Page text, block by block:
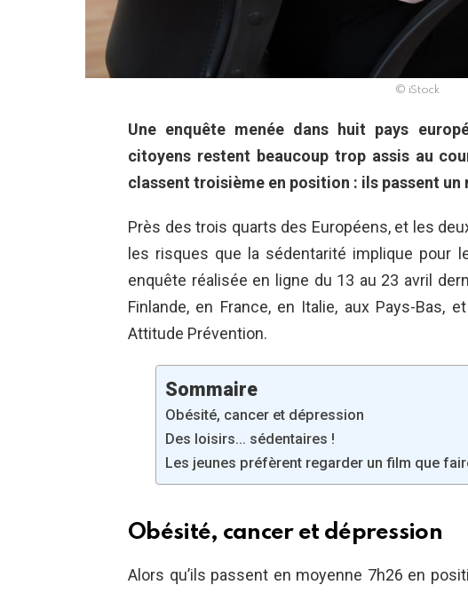
© iStock
Une enquête menée dans huit pays
citoyens restent beaucoup trop assis au
classent troisième en position : ils passent un
Près des trois quarts des Européens, et les
les risques que la sédentarité implique pour
enquête réalisée en ligne du 13 au 23 avril
Finlande, en France, en Italie, aux Pays-Bas,
Attitude Prévention.
Sommaire
Obésité, cancer et dépression
Des loisirs… sédentaires !
Les jeunes préfèrent regarder un film que
Obésité, cancer et dépression
Alors qu’ils passent en moyenne 7h26 en